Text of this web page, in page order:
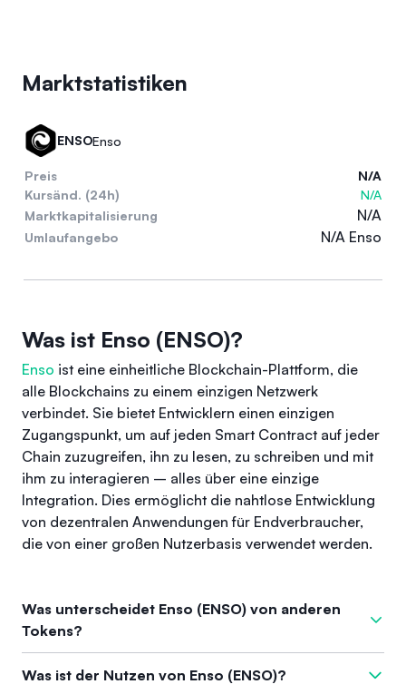
Marktstatistiken
ENSOEnso
Preis
N/A
Kursänd. (24h)
N/A
Marktkapitalisierung
N/A
Umlaufangebo N/A Enso
Was ist Enso (ENSO)?
Enso ist eine einheitliche Blockchain-Plattform, die
alle Blockchains zu einem einzigen Netzwerk
verbindet. Sie bietet Entwicklern einen einzigen
Zugangspunkt, um auf jeden Smart Contract auf jeder
Chain zuzugreifen, ihn zu lesen, zu schreiben und mit
ihm zu interagieren – alles über eine einzige
Integration. Dies ermöglicht die nahtlose Entwicklung
von dezentralen Anwendungen für Endverbraucher,
die von einer großen Nutzerbasis verwendet werden.
Was unterscheidet Enso (ENSO) von anderen
Tokens?
Was Enso von anderen Tokens unterscheidet, ist seine
Fähigkeit, alle Blockchains zu einem einzigen Netzwerk zu
Was ist der Nutzen von Enso (ENSO)?